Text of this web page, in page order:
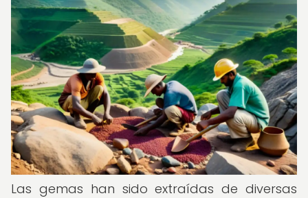
Las gemas han sido extraídas de diversas